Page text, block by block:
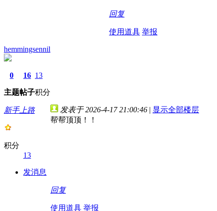
回复
使用道具 举报
hemmingsennil
0
主题
16
帖子
13
积分
新手上路
积分
13
发消息
发表于 2026-4-17 21:00:46 | 显示全部楼层
帮帮顶顶！！
回复
使用道具 举报